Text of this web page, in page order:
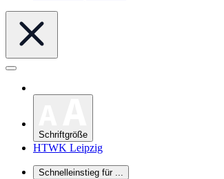
Schriftgröße
HTWK Leipzig
Schnelleinstieg für ...